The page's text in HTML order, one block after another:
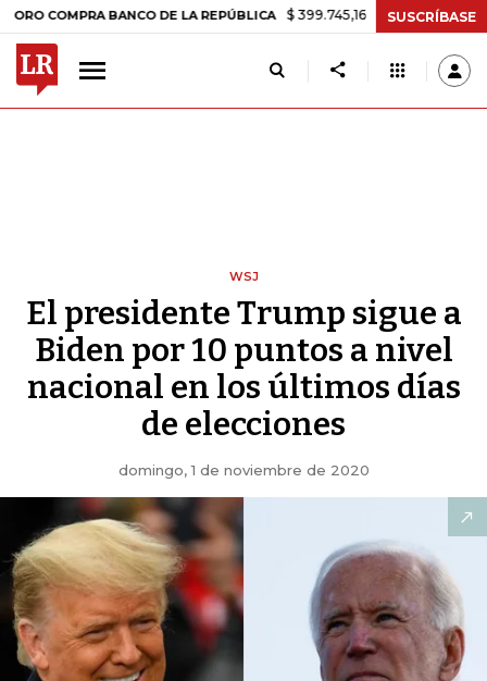
BANCO DE LA REPÚBLICA $ 399.745,16 +$ 2.295,71 +0,58%
SUSCRÍBASE
WSJ
El presidente Trump sigue a
Biden por 10 puntos a nivel
nacional en los últimos días
de elecciones
domingo, 1 de noviembre de 2020